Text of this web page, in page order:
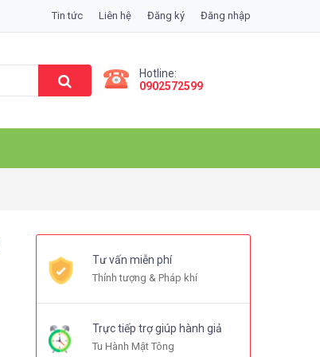
Tin tức Liên hệ Đăng ký Đăng nhập
Hotline:
0902572599
Tư vấn miễn phí
Thỉnh tượng & Pháp khí
Trực tiếp trợ giúp hành giả
Tu Hành Mật Tông